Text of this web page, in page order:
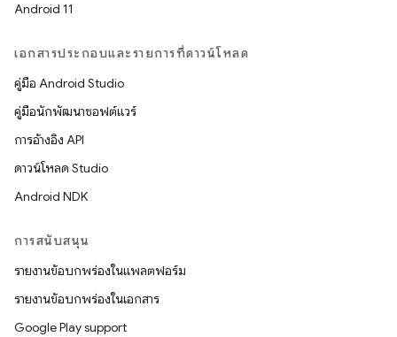
Android 11
เอกสารประกอบและรายการที่ดาวน์โหลด
คู่มือ Android Studio
คู่มือนักพัฒนาซอฟต์แวร์
การอ้างอิง API
ดาวน์โหลด Studio
Android NDK
การสนับสนุน
รายงานข้อบกพร่องในแพลตฟอร์ม
รายงานข้อบกพร่องในเอกสาร
Google Play support